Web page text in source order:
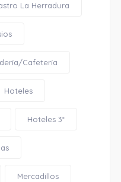
La Herradura
Cafetería
Hoteles
Hoteles 3*
Mercadillos